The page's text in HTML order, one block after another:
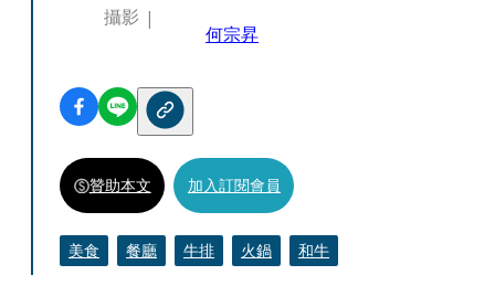
攝影
何宗昇
贊助本文 加入訂閱會員
美食 餐廳 牛排 火鍋 和牛